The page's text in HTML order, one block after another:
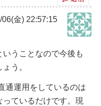
金) 22:57:15
うことなので今後も
う。
通運用をしているのは
ているだけです。現